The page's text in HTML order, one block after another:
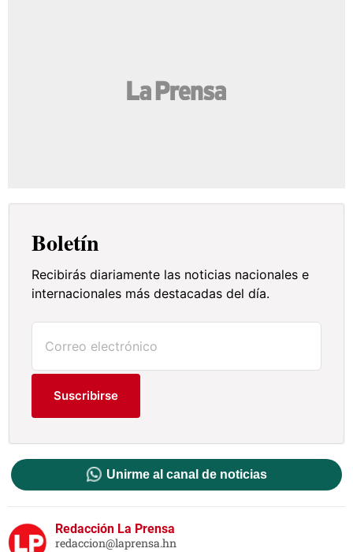
Boletín
Recibirás diariamente las noticias nacionales e
internacionales más destacadas del día.
Suscribirse
Unirme al canal de noticias
Redacción La Prensa
redaccion@laprensa.hn